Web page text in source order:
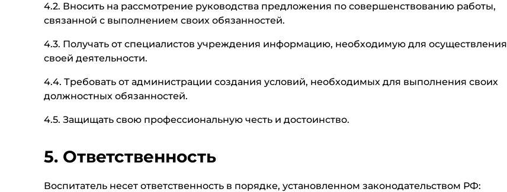
4.2. Вносить на рассмотрение руководства предложения по совершенствованию работы,
связанной с выполнением своих обязанностей.
4.3. Получать от специалистов учреждения информацию, необходимую для осуществления
своей деятельности.
4.4. Требовать от администрации создания условий, необходимых для выполнения своих
должностных обязанностей.
4.5. Защищать свою профессиональную честь и достоинство.
5. Ответственность
Воспитатель несет ответственность в порядке, установленном законодательством РФ: